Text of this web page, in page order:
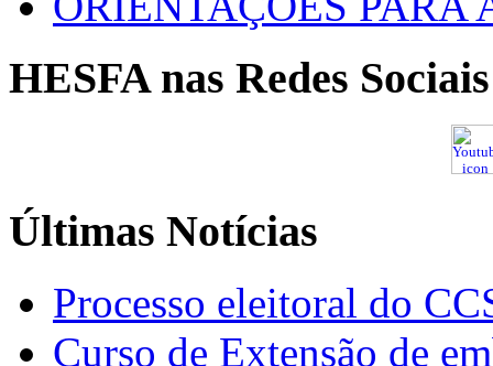
HESFA nas Redes Sociais
Últimas Notícias
Processo eleitoral do
Curso de Extensão de